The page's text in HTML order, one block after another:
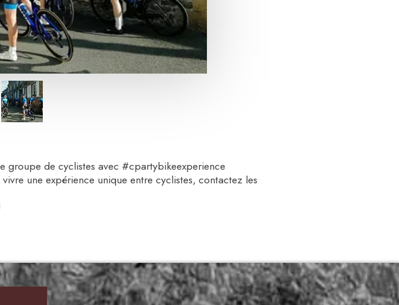
groupe de cyclistes avec #cpartybikeexperience
une expérience unique entre cyclistes, contactez les